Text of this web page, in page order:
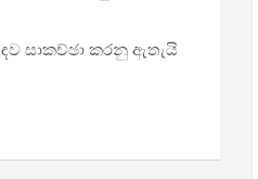
සාකච්ඡා කරනු ඇතැයි